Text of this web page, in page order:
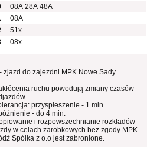
08A 28A 48A
08A
51x
08x
zjazd do zajezdni MPK Nowe Sady
ruchu powodują zmiany czasów
przyspieszenie - 1 min.
- do 4 min.
i rozpowszechnianie rozkładów
w celach zarobkowych bez zgody MPK
Spółka z o.o jest zabronione.